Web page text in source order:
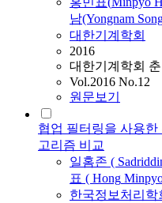
남(Yongnam
대한기계학회
2016
대한기계학회
Vol.2016 No.12
원문보기
협업 필터링을 사용
고리즘 비교
일홈존 (
표 ( Hong
한국정보처리학